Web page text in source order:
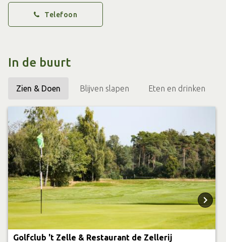
Telefoon
In de buurt
Zien & Doen Blijven slapen Eten en drinken
Golfclub 't Zelle & Restaurant de Zellerij